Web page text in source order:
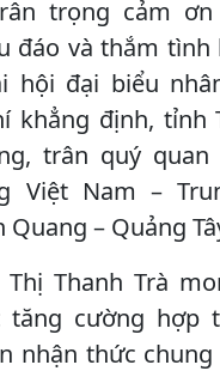
trọng cảm
đáo và thắm tình
hội đại biểu
khẳng định, tỉnh
trân quý
Việt Nam –
Quang – Quảng
Thanh Trà
tăng cường hợp
nhận thức chung